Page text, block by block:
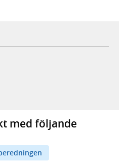
i ny flik, extern webbplats,
webbplats,
ny flik, extern webbplats,
e-postklient,
med följande